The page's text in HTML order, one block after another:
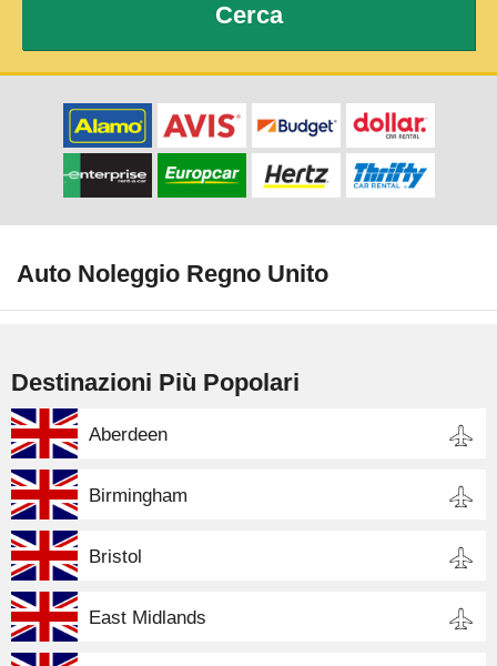
Cerca
Auto Noleggio Regno Unito
Destinazioni Più Popolari
Aberdeen
Birmingham
Bristol
East Midlands